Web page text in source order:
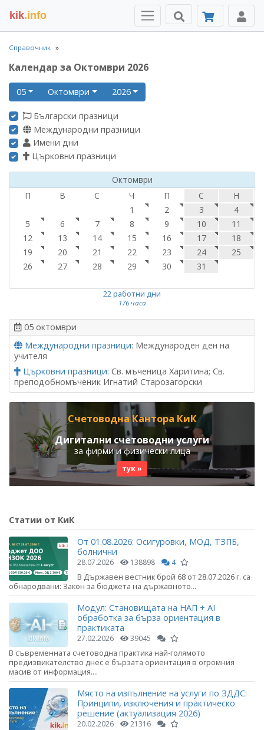
kik.info
Справочник
Календар за Октомври 2026
05 Октомври 2026
Български празници
Международни празници
Имени дни
Църковни празници
Октомври
П
В С Ч П С
Н
1
2 3
4
5
6 7 8 9 10
11
12
13 14 15 16 17
18
19
20 21 22 23 24
25
26
27 28 29 30 31
22 работни дни
176 часа
05 октомври
Международни празници: Международен ден на
учителя
Църковни празници: Св. мъченица Харитина; Св.
преподобномъченик Игнатий Старозагорски
Счетоводна Кантора КиК
Дигитални счетоводни услуги
за фирми и физически лица
тук »
Статии от КиК
От 01.08.2026: Осигуровки, МОД, ТЗПБ,
болнични
28.07.2026 138898 4
В Държавен вестник брой 68 от 28.07.2026 г. са
обнародвани: Закон за бюджета на държавното...
Модул: Становищата на НАП + AI
обработка за бърза ориентация в
практиката
27.02.2026 39045
В съвременната счетоводна практика най-голямото
предизвикателство днес е бързата ориентация в огромния
масив от информация....
Място на изпълнение на услуги по ЗДДС:
Принципи, изключения и практическо
решение (актуализация 2026)
20.02.2026 21316